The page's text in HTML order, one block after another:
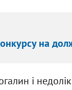
на
і